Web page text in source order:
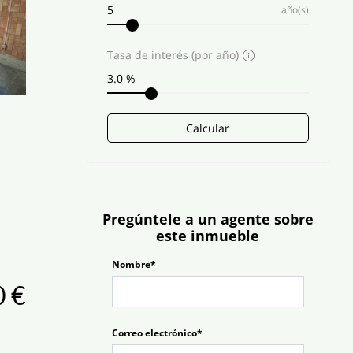
€
año(s)
Tasa de interés (por año)
Calcular
Pregúntele a un agente sobre
este inmueble
Nombre*
Correo electrónico*